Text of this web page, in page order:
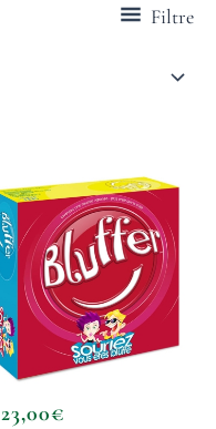
Filtre
23,00€